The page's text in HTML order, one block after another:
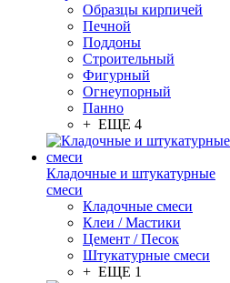
Образцы кирпичей
Печной
Поддоны
Строительный
Фигурный
Огнеупорный
Панно
+ ЕЩЕ 4
Кладочные и штукатурные
смеси
Кладочные смеси
Клеи / Мастики
Цемент / Песок
Штукатурные смеси
+ ЕЩЕ 1